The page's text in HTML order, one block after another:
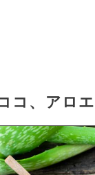
コ、アロ